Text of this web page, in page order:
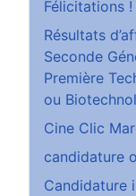
Félicitations !
Résultats
Seconde
Première
ou
Cine Clic
candidature
Candidature